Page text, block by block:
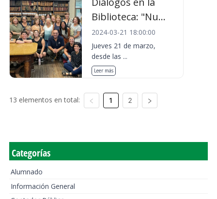
Biblioteca: "Nu...
2024-03-21 18:00:00
Jueves 21 de marzo,
desde las ...
Leer más
13 elementos en total: 1 2
Categorías
Alumnado
Información General